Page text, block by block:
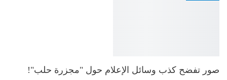
صور تفضح كذب وسائل الإعلام حول "مجزرة حلب"!